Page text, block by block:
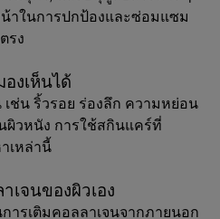
าในการปกป้องและซ่อมแซม
รง
งเห็นได้
เช่น ริ้วรอย ร่องลึก ความหย่อน
ผิวหนัง การใช้สกินแคร์ที่
เหล่านี้
เจนของผิวเอง
รเติมคอลลาเจนจากภายนอก